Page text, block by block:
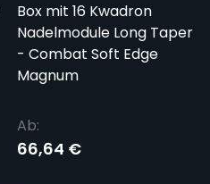
Box mit 16 Kwadron
Nadelmodule Long Taper
- Combat Soft Edge
Magnum
Ab:
66,64 €